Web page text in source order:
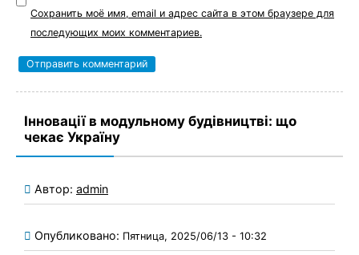
Сохранить моё имя, email и адрес сайта в этом браузере для
последующих моих комментариев.
Інновації в модульному будівництві: що
чекає Україну
Автор: admin
Опубликовано: Пятница, 2025/06/13 - 10:32